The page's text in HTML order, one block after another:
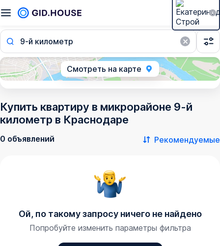
9-й километр
Смотреть на карте
Купить квартиру в микрорайоне 9-й
километр в Краснодаре
0 объявлений Рекомендуемые
Ой, по такому запросу ничего не найдено
Попробуйте изменить параметры фильтра